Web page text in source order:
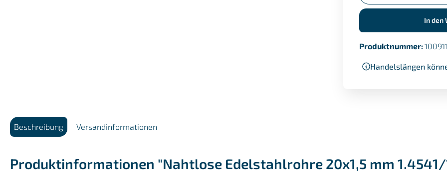
In den
Produktnummer:
Handelslängen
Beschreibung Versandinformationen
Produktinformationen "Nahtlose Edelstahlrohre 20x1,5 mm 1.4541/